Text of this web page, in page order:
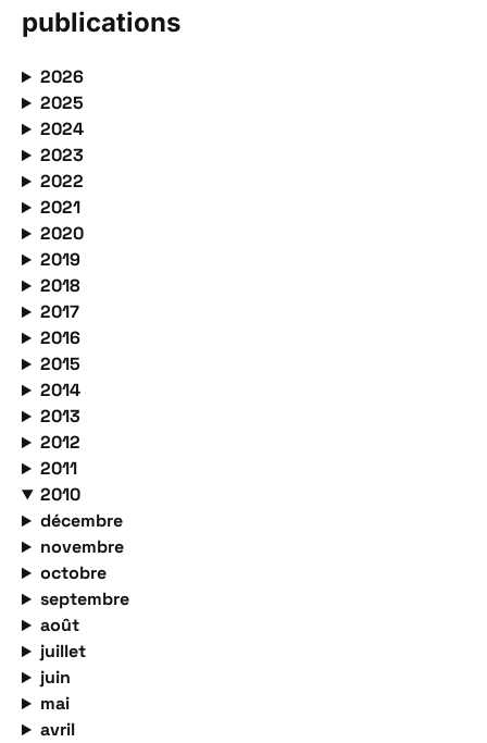
publications
2026
2025
2024
2023
2022
2021
2020
2019
2018
2017
2016
2015
2014
2013
2012
2011
2010
décembre
novembre
octobre
septembre
août
juillet
juin
mai
avril